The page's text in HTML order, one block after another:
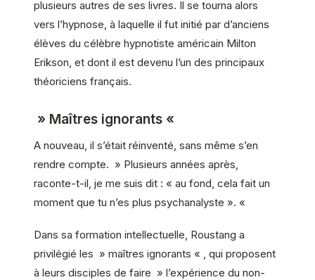
plusieurs autres de ses livres. Il se tourna alors
vers l’hypnose, à laquelle il fut initié par d’anciens
élèves du célèbre hypnotiste américain Milton
Erikson, et dont il est devenu l’un des principaux
théoriciens français.
» Maîtres ignorants «
A nouveau, il s’était réinventé, sans même s’en
rendre compte. » Plusieurs années après,
raconte-t-il, je me suis dit : « au fond, cela fait un
moment que tu n’es plus psychanalyste ». «
Dans sa formation intellectuelle, Roustang a
privilégié les » maîtres ignorants « , qui proposent
à leurs disciples de faire » l’expérience du non-